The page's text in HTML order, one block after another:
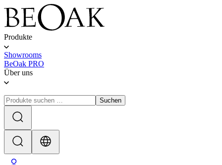
Produkte
Showrooms
BeOak PRO
Über uns
Suchen